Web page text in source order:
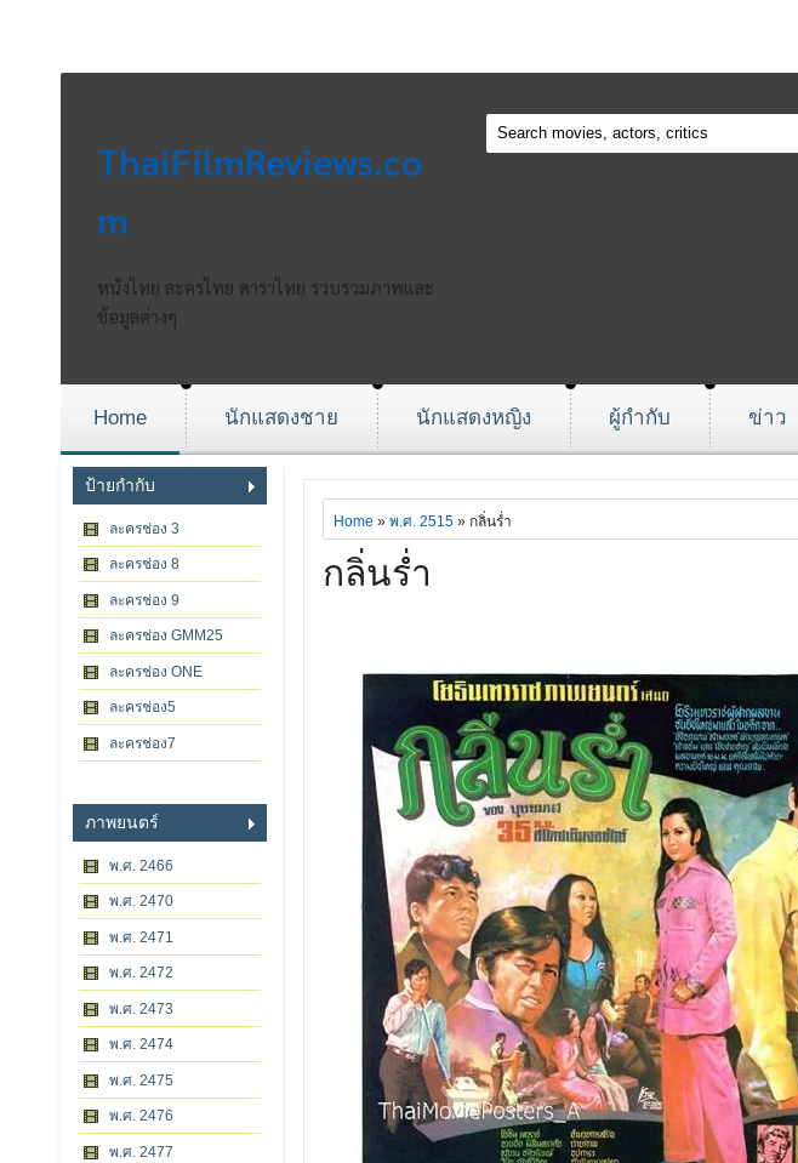
ThaiFilmReviews.co
m
หนังไทย ละครไทย ดาราไทย รวบรวมภาพและ
ข้อมูลต่างๆ
Home นักแสดงชาย นักแสดงหญิง ผู้กำกับ ข่าว
ป้ายกำกับ
ละครช่อง 3
ละครช่อง 8
ละครช่อง 9
ละครช่อง GMM25
ละครช่อง ONE
ละครช่อง5
ละครช่อง7
ภาพยนตร์
พ.ศ. 2466
พ.ศ. 2470
พ.ศ. 2471
พ.ศ. 2472
พ.ศ. 2473
พ.ศ. 2474
พ.ศ. 2475
พ.ศ. 2476
พ.ศ. 2477
Home » พ.ศ. 2515» กลิ่นร่ำ
กลิ่นร่ำ